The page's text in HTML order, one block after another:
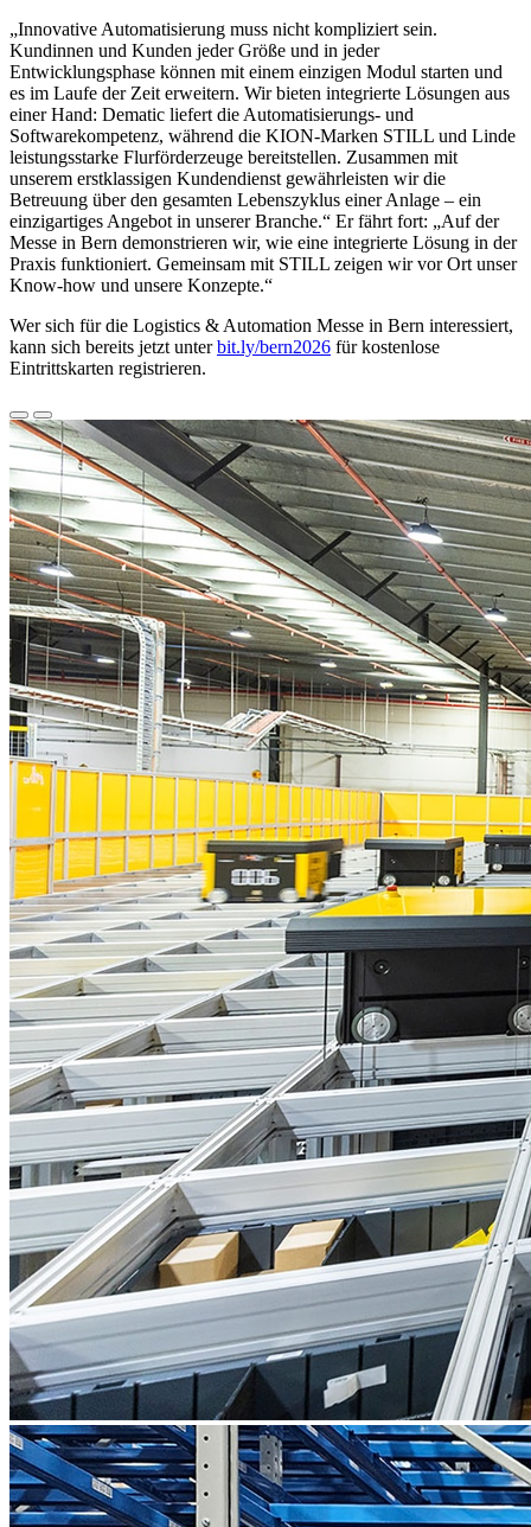
„Innovative Automatisierung muss nicht kompliziert sein.
Kundinnen und Kunden jeder Größe und in jeder
Entwicklungsphase können mit einem einzigen Modul starten und
es im Laufe der Zeit erweitern. Wir bieten integrierte Lösungen aus
einer Hand: Dematic liefert die Automatisierungs- und
Softwarekompetenz, während die KION-Marken STILL und Linde
leistungsstarke Flurförderzeuge bereitstellen. Zusammen mit
unserem erstklassigen Kundendienst gewährleisten wir die
Betreuung über den gesamten Lebenszyklus einer Anlage – ein
einzigartiges Angebot in unserer Branche.“ Er fährt fort: „Auf der
Messe in Bern demonstrieren wir, wie eine integrierte Lösung in der
Praxis funktioniert. Gemeinsam mit STILL zeigen wir vor Ort unser
Know-how und unsere Konzepte.“
Wer sich für die Logistics & Automation Messe in Bern interessiert,
kann sich bereits jetzt unterbit.ly/bern2026 für kostenlose
Eintrittskarten registrieren.